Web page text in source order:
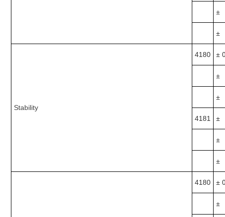
±
±
Stability
4180 ±
±
±
4181 ±
±
±
4180 ±
±